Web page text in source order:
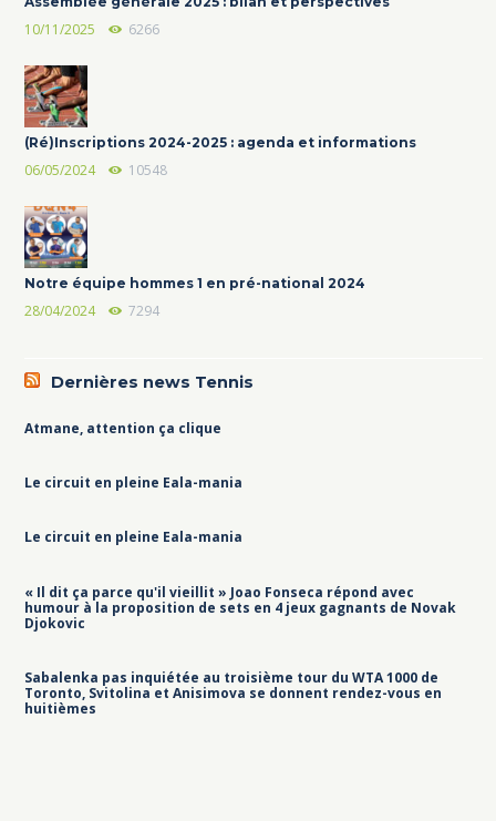
10/11/2025 6266
(Ré)Inscriptions 2024-2025 : agenda et informations
06/05/2024 10548
Notre équipe hommes 1 en pré-national 2024
28/04/2024 7294
Dernières news Tennis
Atmane, attention ça clique
Le circuit en pleine Eala-mania
Le circuit en pleine Eala-mania
« Il dit ça parce qu'il vieillit » Joao Fonseca répond avec
humour à la proposition de sets en 4 jeux gagnants de Novak
Djokovic
Sabalenka pas inquiétée au troisième tour du WTA 1000 de
Toronto, Svitolina et Anisimova se donnent rendez-vous en
huitièmes